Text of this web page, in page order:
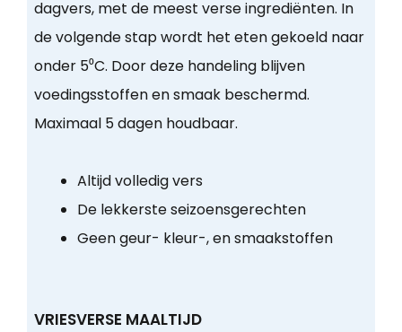
dagvers, met de meest verse ingrediënten. In
de volgende stap wordt het eten gekoeld naar
onder 5⁰C. Door deze handeling blijven
voedingsstoffen en smaak beschermd.
Maximaal 5 dagen houdbaar.
Altijd volledig vers
De lekkerste seizoensgerechten
Geen geur- kleur-, en smaakstoffen
VRIESVERSE MAALTIJD